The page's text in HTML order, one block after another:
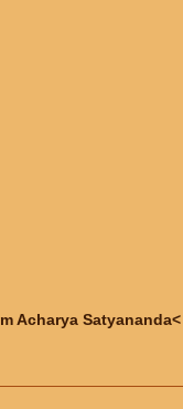
Acharya Satyananda<